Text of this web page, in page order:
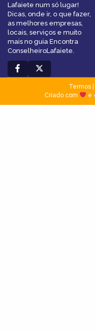
Lafaiete num só lugar!
Dicas, onde ir, o que fazer,
as melhores empresas,
locais, serviços e muito
mais no guia Encontra
ConselheiroLafaiete.
Termos|
Criado com
e